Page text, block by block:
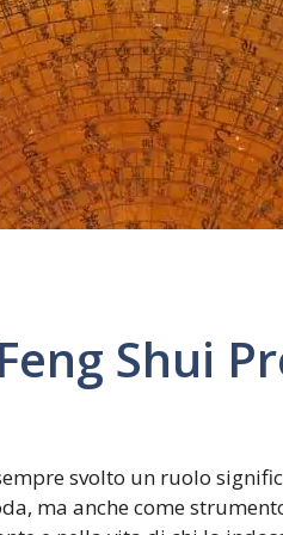
Scrivere
Stagioni
Shui
svolto un ruolo
ma anche come